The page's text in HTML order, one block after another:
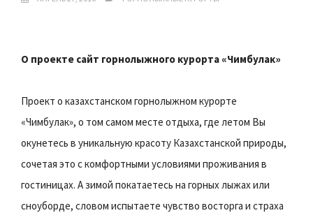
О проекте сайт горнолыжного курорта «Чимбулак»
Проект о казахстанском горнолыжном курорте
«Чимбулак», о том самом месте отдыха, где летом Вы
окунетесь в уникальную красоту Казахстанской природы,
сочетая это с комфортными условиями проживания в
гостиницах. А зимой покатаетесь на горных лыжах или
сноуборде, словом испытаете чувство восторга и страха